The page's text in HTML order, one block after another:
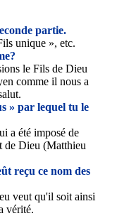
partie.
unique », etc.
le Fils de Dieu
comme il nous a
» par lequel tu le
a été imposé de
de Dieu (Matthieu
reçu ce nom des
veut qu'il soit ainsi
vérité.